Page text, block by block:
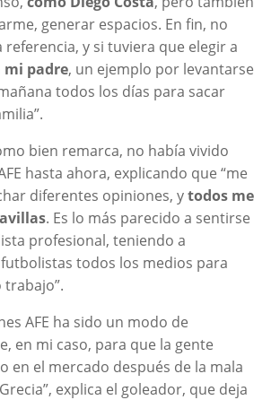
generar espacios. En fin, no
y si tuviera que elegir a
mi padre, un ejemplo por levantarse
todos los días para sacar
bien remarca, no había vivido
hasta ahora, explicando que “me
diferentes opiniones, ytodos me
. Es lo más parecido a sentirse
profesional, teniendo a
todos los medios para
AFE ha sido un modo de
en mi caso, para que la gente
en el mercado después de la mala
explica el goleador, que deja